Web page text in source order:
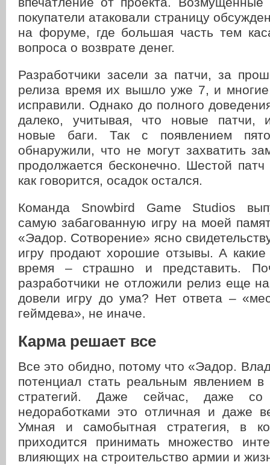
покупатели атаковали страницу
на форуме, где большая часть тем
вопроса о возврате денег.
Разработчики засели за патчи, за
релиза время их вышло уже 7, и
исправили. Однако до полного
далеко, учитывая, что новые патчи,
новые баги. Так с появлением
обнаружили, что не могут захватить
продолжается бесконечно. Шестой
как говорится, осадок остался.
Команда Snowbird Game Studios
самую забагованную игру на моей
«Эадор. Сотворение» ясно
игру продают хорошие отзывы. А какие
время – страшно и представить.
разработчики не отложили релиз еще
довели игру до ума? Нет ответа –
геймдева», не иначе.
Карма решает все
Все это обидно, потому что «Эадор.
потенциал стать реальным явлением
стратегий. Даже сейчас, даже
недоработками это отличная и даже
Умная и самобытная стратегия, в
приходится принимать множество
влияющих на строительство армии и